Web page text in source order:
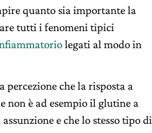
quanto sia importante la
tutti i fenomeni tipici
legati al modo in
percezione che la risposta a
non è ad esempio il glutine a
e che lo stesso tipo di